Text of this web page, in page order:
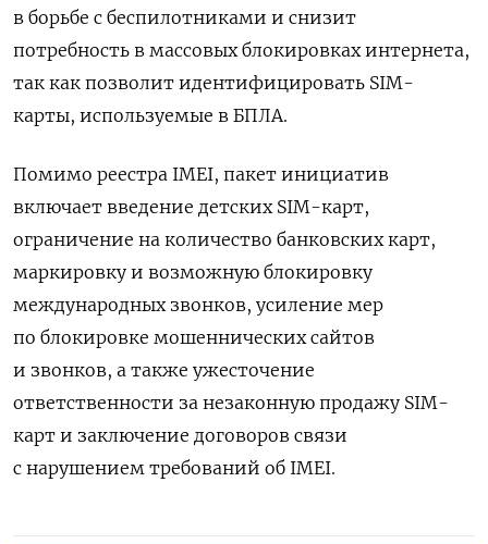
в борьбе с беспилотниками и снизит
потребность в массовых блокировках интернета,
так как позволит идентифицировать SIM-
карты, используемые в БПЛА.
Помимо реестра IMEI, пакет инициатив
включает введение детских SIM-карт,
ограничение на количество банковских карт,
маркировку и возможную блокировку
международных звонков, усиление мер
по блокировке мошеннических сайтов
и звонков, а также ужесточение
ответственности за незаконную продажу SIM-
карт и заключение договоров связи
с нарушением требований об IMEI.